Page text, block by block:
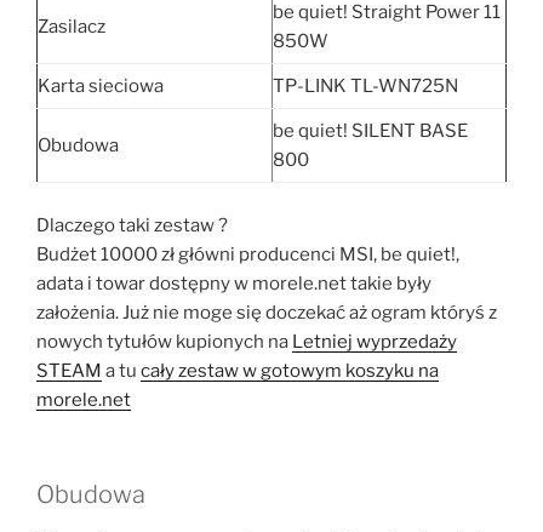
Zasilacz
be quiet! Straight Power 11
850W
Karta sieciowa TP-LINK TL-WN725N
Obudowa
be quiet! SILENT BASE
800
Dlaczego taki zestaw ?
Budżet 10000 zł główni producenci MSI, be quiet!,
adata i towar dostępny w morele.net takie były
założenia. Już nie moge się doczekać aż ogram któryś z
nowych tytułów kupionych na Letniej wyprzedaży
STEAM a tu cały zestaw w gotowym koszyku na
morele.net
Obudowa